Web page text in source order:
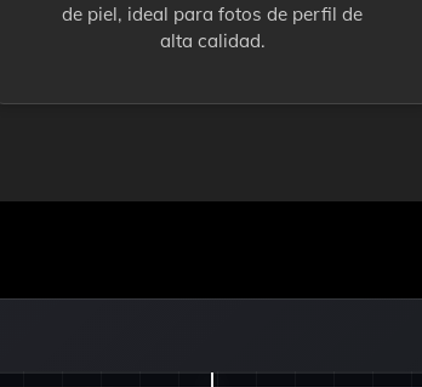
de piel, ideal para fotos de perfil de
alta calidad.